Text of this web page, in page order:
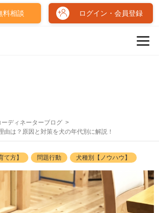
料相談 ログイン・会員登録
ディネーターブログ
由は？原因と対策を犬の年代別に解説！
方】 問題行動 犬種別【ノウハウ】